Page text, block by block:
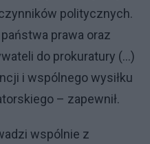
politycznych.
prawa oraz
do prokuratury (...)
i wspólnego wysiłku
– zapewnił.
wspólnie z